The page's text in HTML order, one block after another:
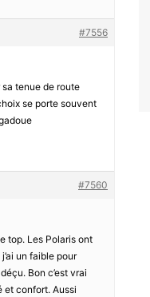
#7556
tenue de route
se porte souvent
#7560
top. Les Polaris ont
un faible pour
Bon c’est vrai
et confort. Aussi